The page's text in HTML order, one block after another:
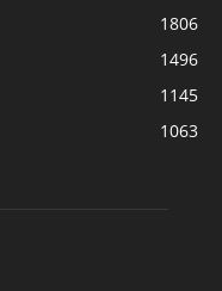
1806
1496
1145
1063